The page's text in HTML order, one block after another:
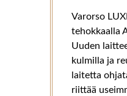
Varorso
tehokkaalla
Uuden
kulmilla ja
laitetta
riittää